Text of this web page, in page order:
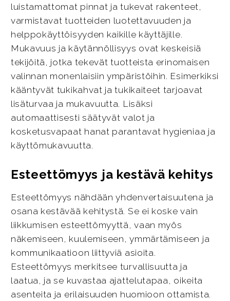
luistamattomat pinnat ja tukevat rakenteet,
varmistavat tuotteiden luotettavuuden ja
helppokäyttöisyyden kaikille käyttäjille.
Mukavuus ja käytännöllisyys ovat keskeisiä
tekijöitä, jotka tekevät tuotteista erinomaisen
valinnan monenlaisiin ympäristöihin. Esimerkiksi
kääntyvät tukikahvat ja tukikaiteet tarjoavat
lisäturvaa ja mukavuutta. Lisäksi
automaattisesti säätyvät valot ja
kosketusvapaat hanat parantavat hygieniaa ja
käyttömukavuutta.
Esteettömyys ja kestävä kehitys
Esteettömyys nähdään yhdenvertaisuutena ja
osana kestävää kehitystä. Se ei koske vain
liikkumisen esteettömyyttä, vaan myös
näkemiseen, kuulemiseen, ymmärtämiseen ja
kommunikaatioon liittyviä asioita.
Esteettömyys merkitsee turvallisuutta ja
laatua, ja se kuvastaa ajattelutapaa, oikeita
asenteita ja erilaisuuden huomioon ottamista.